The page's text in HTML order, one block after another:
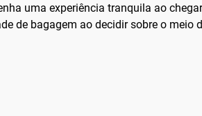
uma experiência tranquila ao
de bagagem ao decidir sobre o meio